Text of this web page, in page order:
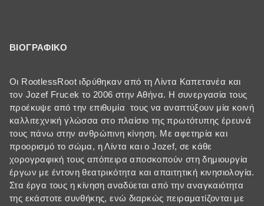
ΒΙΟΓΡΑΦΙΚΟ
Οι RootlessRoot ιδρύθηκαν από τη Λίντα Καπετανέα και
τον Jozef Frucek το 2006 στην Αθήνα. Η συνεργασία τους
προέκυψε από την επιθυμία τους να αναπτύξουν μία κοινή
καλλιτεχνική γλώσσα στο πλαίσιο της πρωτότυπης έρευνά
τους πάνω στην ανθρώπινη κίνηση. Με αφετηρία και
προορισμό το σώμα, η Λίντα και ο Jozef, σε κάθε
χορογραφική τους απόπειρα αποσκοπούν στη δημιουργία
έργων με έντονη θεατρικότητα και απαιτητική κινησιολογία.
Στα έργα τους η κίνηση αναδύεται από την αναγκαιότητα
της εκάστοτε συνθήκης, ενώ διαρκώς πειραματίζονται με